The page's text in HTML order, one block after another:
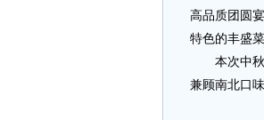
高品质团圆
特色的丰盛
本次中秋
兼顾南北口